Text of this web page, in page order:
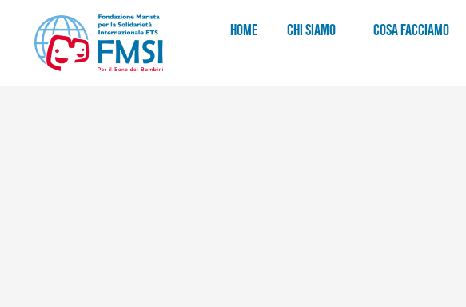
HOME CHI SIAMO COSA FACCIAMO